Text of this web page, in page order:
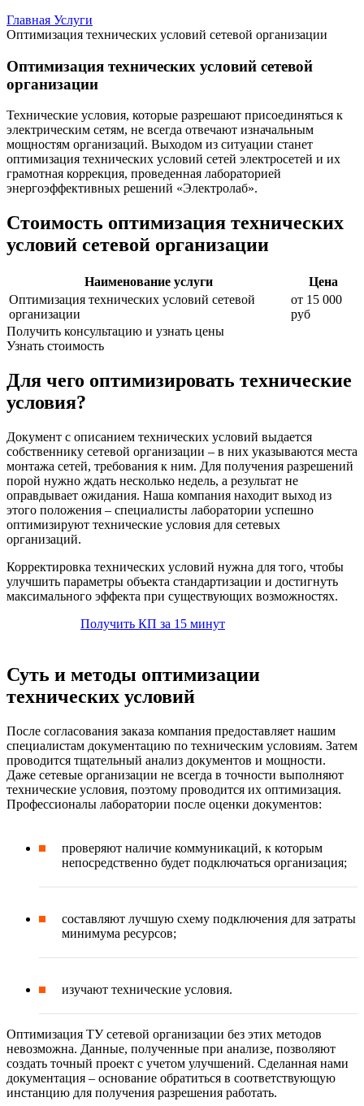
Главная Услуги
Оптимизация технических условий сетевой организации
Оптимизация технических условий сетевой
организации
Технические условия, которые разрешают присоединяться к
электрическим сетям, не всегда отвечают изначальным
мощностям организаций. Выходом из ситуации станет
оптимизация технических условий сетей электросетей и их
грамотная коррекция, проведенная лабораторией
энергоэффективных решений «Электролаб».
Стоимость оптимизация технических
условий сетевой организации
Наименование услуги
Цена
Оптимизация технических условий сетевой
организации
от 15 000
руб
Получить консультацию и узнать цены
Узнать стоимость
Для чего оптимизировать технические
условия?
Документ с описанием технических условий выдается
собственнику сетевой организации – в них указываются места
монтажа сетей, требования к ним. Для получения разрешений
порой нужно ждать несколько недель, а результат не
оправдывает ожидания. Наша компания находит выход из
этого положения – специалисты лаборатории успешно
оптимизируют технические условия для сетевых
организаций.
Корректировка технических условий нужна для того, чтобы
улучшить параметры объекта стандартизации и достигнуть
максимального эффекта при существующих возможностях.
Получить КП за 15 минут
Суть и методы оптимизации
технических условий
После согласования заказа компания предоставляет нашим
специалистам документацию по техническим условиям. Затем
проводится тщательный анализ документов и мощности.
Даже сетевые организации не всегда в точности выполняют
технические условия, поэтому проводится их оптимизация.
Профессионалы лаборатории после оценки документов:
проверяют наличие коммуникаций, к которым
непосредственно будет подключаться организация;
составляют лучшую схему подключения для затраты
минимума ресурсов;
изучают технические условия.
Оптимизация ТУ сетевой организации без этих методов
невозможна. Данные, полученные при анализе, позволяют
создать точный проект с учетом улучшений. Сделанная нами
документация – основание обратиться в соответствующую
инстанцию для получения разрешения работать.